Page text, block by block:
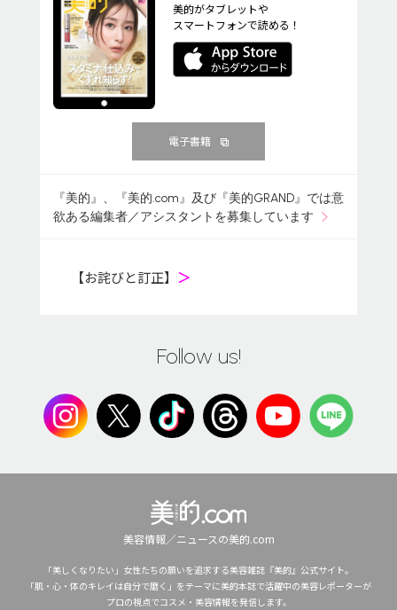
美的がタブレットや
スマートフォンで読める！
電子書籍
『美的』、『美的.com』及び『美的GRAND』では意
欲ある編集者／アシスタントを募集しています
【お詫びと訂正】 ＞
Follow us!
美容情報／ニュースの美的.com
「美しくなりたい」女性たちの願いを追求する美容雑誌『美的』公式サイト。
「肌・心・体のキレイは自分で磨く」をテーマに美的本誌で活躍中の美容レポーターが
プロの視点でコスメ・美容情報を発信します。